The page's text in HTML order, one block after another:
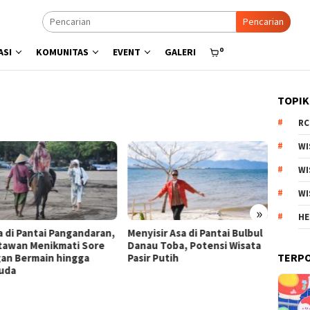
Pencarian
KOMUNITAS EVENT GALERI 0
»
di Pantai Pangandaran,
Menikmati Sore
Bermain hingga
Menyisir Asa di Pantai Bulbul
Danau Toba, Potensi Wisata
Pasir Putih